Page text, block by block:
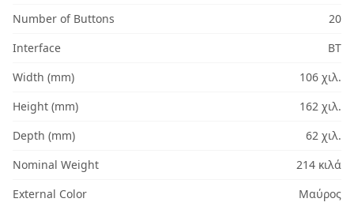
Number of Buttons
20
Interface
BT
Width (mm)
106 χιλ.
Height (mm)
162 χιλ.
Depth (mm)
62 χιλ.
Nominal Weight
214 κιλά
External Color
Μαύρος